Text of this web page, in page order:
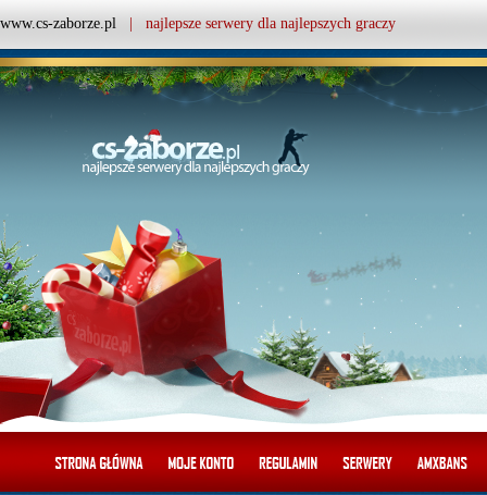
www.cs-zaborze.pl | najlepsze serwery dla najlepszych graczy